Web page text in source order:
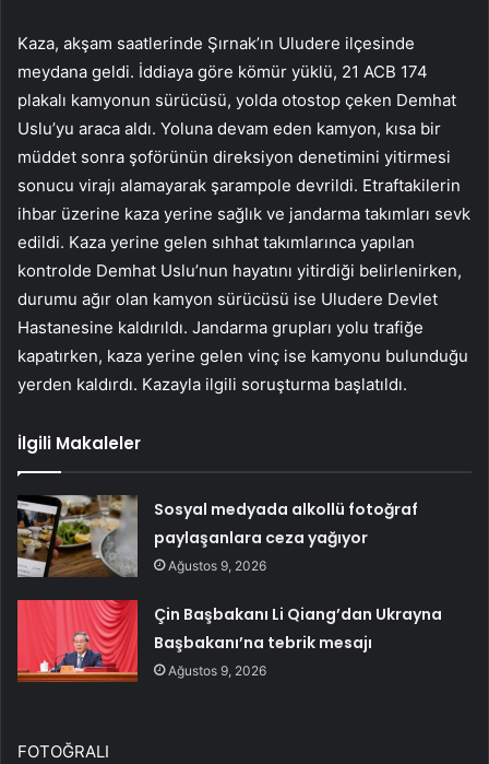
Kaza, akşam saatlerinde Şırnak’ın Uludere ilçesinde
meydana geldi. İddiaya göre kömür yüklü, 21 ACB 174
plakalı kamyonun sürücüsü, yolda otostop çeken Demhat
Uslu’yu araca aldı. Yoluna devam eden kamyon, kısa bir
müddet sonra şoförünün direksiyon denetimini yitirmesi
sonucu virajı alamayarak şarampole devrildi. Etraftakilerin
ihbar üzerine kaza yerine sağlık ve jandarma takımları sevk
edildi. Kaza yerine gelen sıhhat takımlarınca yapılan
kontrolde Demhat Uslu’nun hayatını yitirdiği belirlenirken,
durumu ağır olan kamyon sürücüsü ise Uludere Devlet
Hastanesine kaldırıldı. Jandarma grupları yolu trafiğe
kapatırken, kaza yerine gelen vinç ise kamyonu bulunduğu
yerden kaldırdı. Kazayla ilgili soruşturma başlatıldı.
İlgili Makaleler
Sosyal medyada alkollü fotoğraf
paylaşanlara ceza yağıyor
Ağustos 9, 2026
Çin Başbakanı Li Qiang’dan Ukrayna
Başbakanı’na tebrik mesajı
Ağustos 9, 2026
FOTOĞRALI